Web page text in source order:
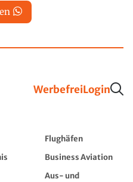
WerbefreiLogin
Flughäfen
Business Aviation
Aus- und